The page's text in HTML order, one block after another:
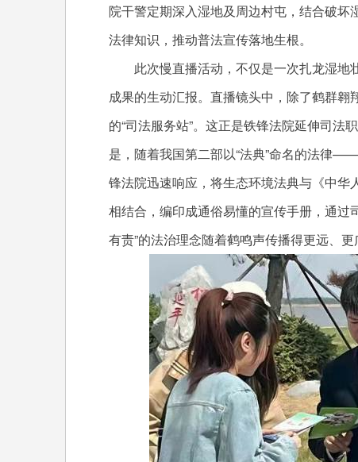
院干警定期深入湿地及周边村屯，结合破
法律知识，推动普法宣传落地生根。
此次慢直播活动，不仅是一次扎龙湿
成果的生动汇报。直播镜头中，除了鹤群
的“司法服务站”。这正是铁锋法院延伸司法
是，随着我国第二部以“法典”命名的法律
锋法院迅速响应，将生态环境法典与《中
相结合，编印成通俗易懂的宣传手册，通过
有责”的法治理念随着鹤鸣声传播得更远、更